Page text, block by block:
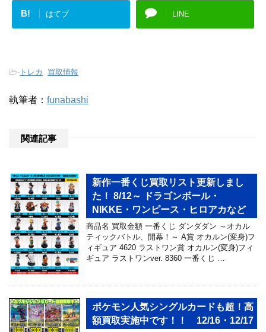
B! はてブ LINE
- トレカ 買取情報
執筆者： funabashi
関連記事
新作一番くじ買取リスト更新しまし
た！ 8/12～ ドラゴンボール・
NIKKE・ワンピース・ヒロアカなど
商品名 買取金額 一番くじ ダンダダン ～オカル
ティックバトル、開幕！～ A賞 オカルン(変身)フ
ィギュア 4620 ラストワン賞 オカルン(変身)フィ
ギュア ラストワンver. 8360 一番くじ …
ポケモン人気シングルカードも超！高
額買取実施中です！！ 12/16・12/17